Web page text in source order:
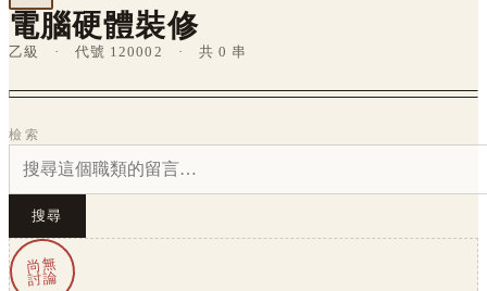
電腦硬體裝修
乙級 · 代號 120002 · 共 0 串
檢索
搜尋
尚無
討論